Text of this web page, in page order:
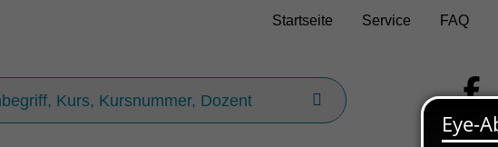
Startseite Service FAQ
Facebook